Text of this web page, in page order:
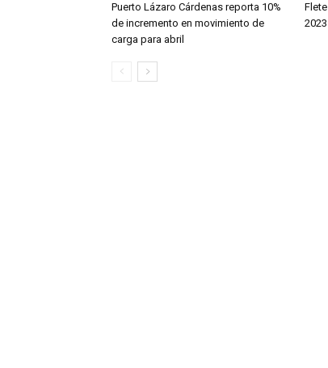
Puerto Lázaro Cárdenas reporta 10%
de incremento en movimiento de
carga para abril